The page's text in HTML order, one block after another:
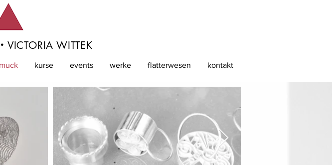
· VICTORIA WITTEK
kurse events werke flatterwesen kontakt